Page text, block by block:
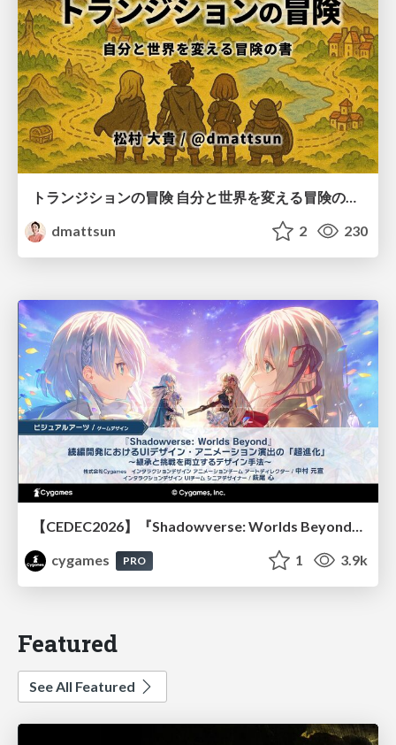
dmattsun
2 230
【CEDEC2026】『Shadowverse: Worlds Beyond』続編開発におけるUIデザイン・アニメーション演出の「超進化」 ～継承と挑戦を両立するデザイン手法～
cygames
PRO 1 3.9k
Featured
See All Featured